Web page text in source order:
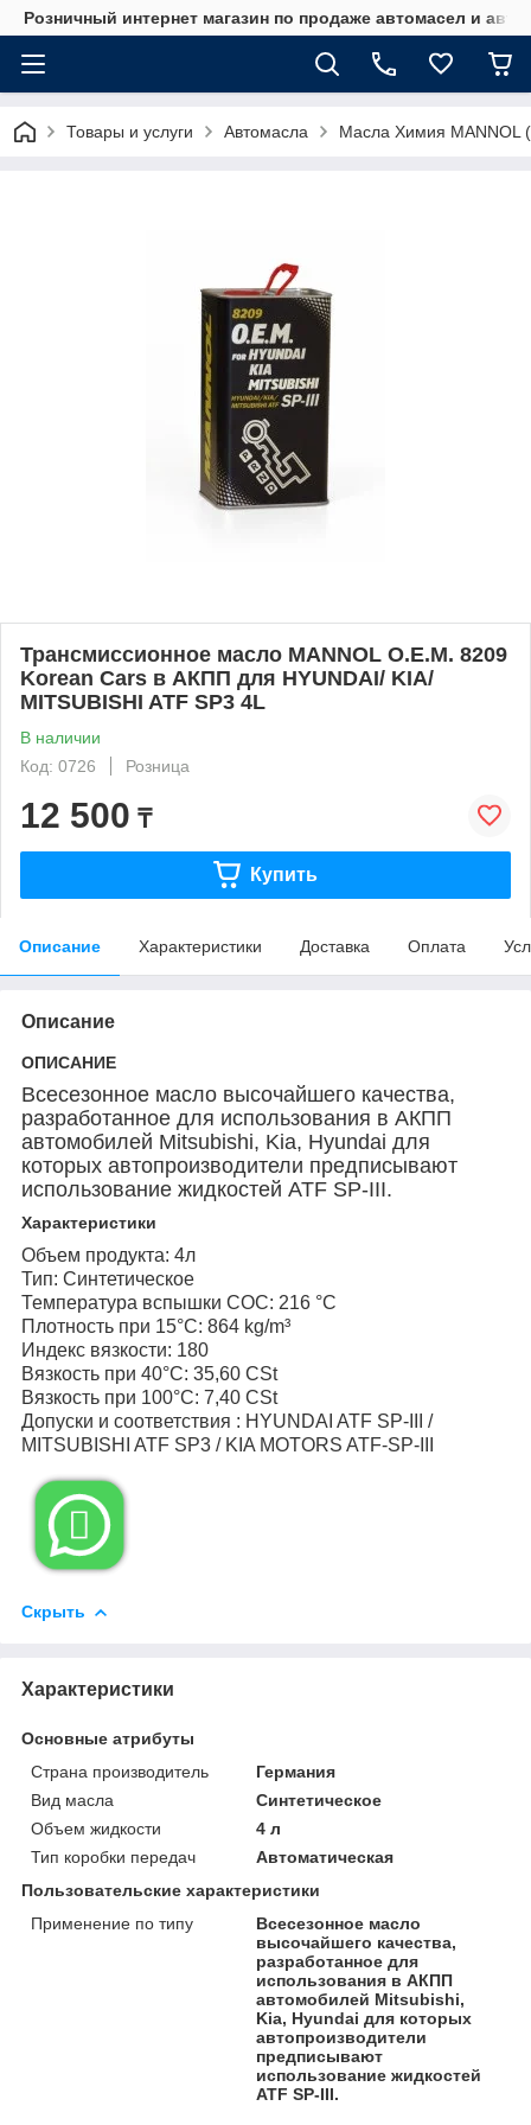
Розничный интернет магазин по продаже автомасел и
Товары и услуги Автомасла Масла Химия MANNOL
Трансмиссионное масло MANNOL O.E.M. 8209
Korean Cars в АКПП для HYUNDAI/ KIA/
MITSUBISHI ATF SP3 4L
В наличии
Код: 0726
Розница
12 500 ₸
Купить
Описание Характеристики Доставка Оплата
Описание
ОПИСАНИЕ
Всесезонное масло высочайшего качества,
разработанное для использования в АКПП
автомобилей Mitsubishi, Kia, Hyundai для
которых автопроизводители предписывают
использование жидкостей ATF SP-III.
Характеристики
Объем продукта: 4л
Тип: Синтетическое
Температура вспышки COC: 216 °C
Плотность при 15°C: 864 kg/m³
Индекс вязкости: 180
Вязкость при 40°C: 35,60 CSt
Вязкость при 100°C: 7,40 CSt
Допуски и соответствия : HYUNDAI ATF SP-III /
MITSUBISHI ATF SP3 / KIA MOTORS ATF-SP-III

Скрыть
Характеристики
Основные атрибуты
Страна производитель
Германия
Вид масла
Синтетическое
Объем жидкости
4 л
Тип коробки передач
Автоматическая
Пользовательские характеристики
Применение по типу
Всесезонное масло
высочайшего качества,
разработанное для
использования в АКПП
автомобилей Mitsubishi,
Kia, Hyundai для которых
автопроизводители
предписывают
использование жидкостей
ATF SP-III.